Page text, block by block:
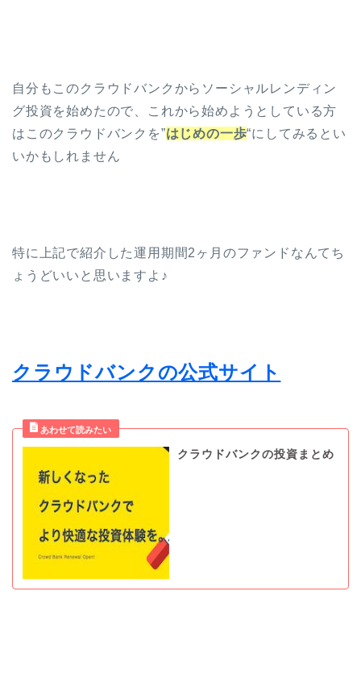
自分もこのクラウドバンクからソーシャルレンディン
グ投資を始めたので、これから始めようとしている方
はこのクラウドバンクを”はじめの一歩“にしてみるとい
いかもしれません
特に上記で紹介した運用期間2ヶ月のファンドなんてち
ょうどいいと思いますよ♪
クラウドバンクの公式サイト
クラウドバンクの投資まとめ